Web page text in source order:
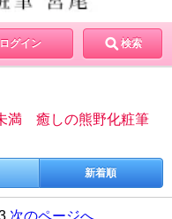
ログイン 検索
満 癒しの熊野化粧筆
新着順
次のページへ